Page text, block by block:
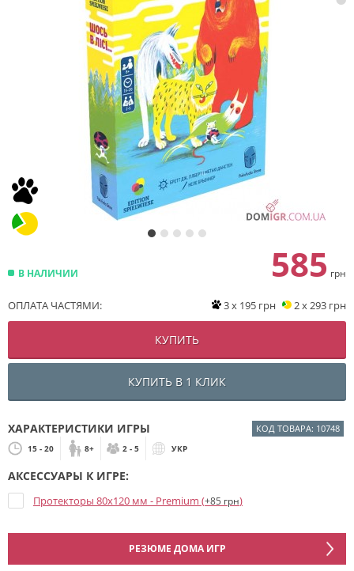
В НАЛИЧИИ 585 грн
ОПЛАТА ЧАСТЯМИ: 3 x 195 грн 2 x 293 грн
КУПИТЬ
КУПИТЬ В 1 КЛИК
ХАРАКТЕРИСТИКИ ИГРЫ КОД ТОВАРА: 10748
15 - 20 8+ 2 - 5 УКР
АКСЕССУАРЫ К ИГРЕ:
Протекторы 80x120 мм - Premium (+85 грн)
РЕЗЮМЕ ДОМА ИГР